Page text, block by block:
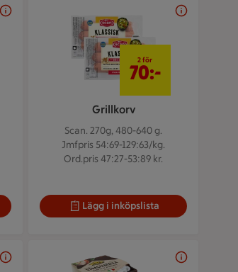
Grillkorv
Scan. 270g, 480-640 g.
Jmfpris 54:69-129:63/kg.
Ord.pris 47:27-53:89 kr.
2 för
70:-
Lägg i inköpslista